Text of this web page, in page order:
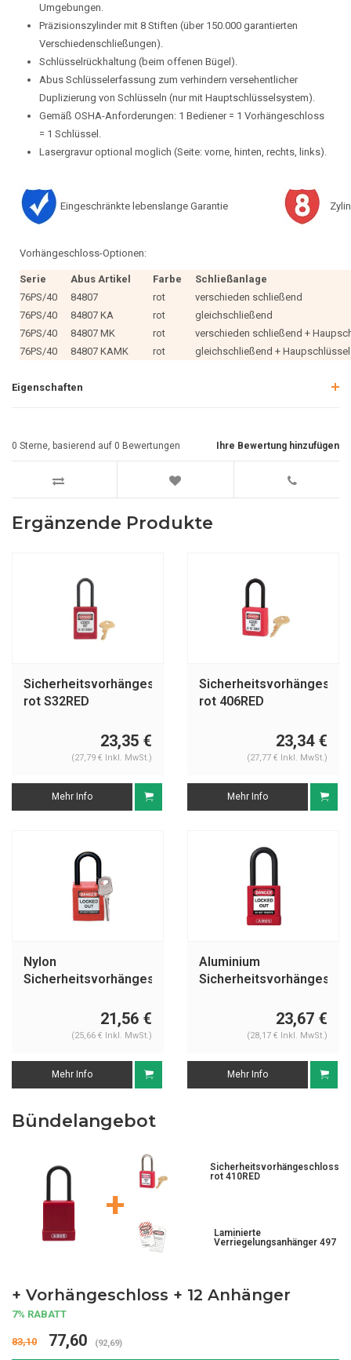
Umgebungen.
Präzisionszylinder mit 8 Stiften (über 150.000 garantierten
Verschiedenschließungen).
Schlüsselrückhaltung (beim offenen Bügel).
Abus Schlüsselerfassung zum verhindern versehentlicher
Duplizierung von Schlüsseln (nur mit Hauptschlüsselsystem).
Gemäß OSHA-Anforderungen: 1 Bediener = 1 Vorhängeschloss
= 1 Schlüssel.
Lasergravur optional moglich (Seite: vorne, hinten, rechts, links).
Eingeschränkte lebenslange Garantie
Vorhängeschloss-Optionen:
Serie Abus Artikel Farbe
Schließanlage
76PS/40
84807 rot
verschieden schließend
76PS/40
84807 KA rot
gleichschließend
76PS/40
84807 MK rot
verschieden schließend +
76PS/40
84807 KAMK rot gleichschließend +
Eigenschaften
Ihre Bewertung hinzufügen
0 Sterne, basierend auf 0 Bewertungen
Ergänzende Produkte
Sicherheitsvorhängeschloss
rot S32RED
23,35 €
(27,79 € Inkl. MwSt.)
Mehr Info
rot 406RED
23,34 €
(27,77 € Inkl. MwSt.)
Mehr Info
Nylon
Sicherheitsvorhängeschloss
21,56 €
(25,66 € Inkl. MwSt.)
Mehr Info
Aluminium
23,67 €
(28,17 € Inkl. MwSt.)
Mehr Info
Bündelangebot
+
Sicherheitsvorhängeschloss
rot 410RED
Laminierte
Verriegelungsanhänger 497
+ Vorhängeschloss + 12 Anhänger
7% RABATT
83,10 77,60 (92,69)